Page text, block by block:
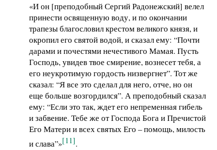
«И он [преподобный Сергий Радонежский] велел
принести освященную воду, и по окончании
трапезы благословил крестом великого князя, и
окропил его святой водой, и сказал ему: “Почти
дарами и почестями нечестивого Мамая. Пусть
Господь, увидев твое смирение, вознесет тебя, а
его неукротимую гордость низвергнет”. Тот же
сказал: “Я все это сделал для него, отче, но он
еще больше возгордился”. А преподобный сказал
ему: “Если это так, ждет его непременная гибель
и забвение. Тебе же от Господа Бога и Пречистой
Его Матери и всех святых Его – помощь, милость
и слава”»[11].